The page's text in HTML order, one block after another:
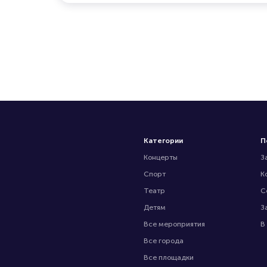
Категории
Концерты
Спорт
Театр
Детям
Все мероприятия
Все города
Все площадки
В